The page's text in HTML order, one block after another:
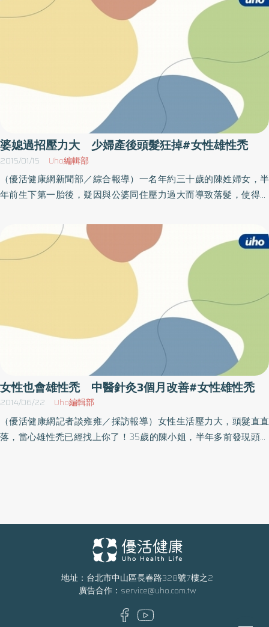
最近剛好代言居家型第三代「雷射帽」，攜帶相當方便，除了工作
空擋就可以戴著養髮外，在家使用更能享受「醫美級」的頭皮照
護，幫助她維持健康而光澤的美麗秀髮！ 時間就是髮量 錯用生髮偏
許多女性老化過程最在意的部位，但頭髮稀疏程度更是顯老的重要
關鍵！根據門診經驗，女性因頭髮問題就醫的前三名包括女性雄性
禿、壓力性落髮及產後掉髮問題，雖然掉髮是人體代謝的正常現
象，但若發現每天掉髮超過100根，就應該提高警覺。若發現髮際線
後退變高、頭頂分線變寬、頭髮變細或馬尾愈綁愈小束等情況時，
最好盡快就醫檢查，避免錯失搶救秀髮的黃金時機！ 張佳穎醫師
説，不少女性對掉髮仍充滿錯誤迷思，例如擔心常洗頭更容易掉
髮，或只有男生才會有遺傳性落髮或出現雄性禿，其實女性雄性禿
患者也不少，通常會以頭頂部分頭髮變細、變空來表現。另外，許
不但效果差，還會造成更嚴重掉髮危機！ 「時間就是髮量！搶救秀
髮最重要的還是預防勝於治療。」張佳穎醫師強調，年齡老化是掉
髮的元兇，提早保養頭皮及秀髮相當重要，但已經有落髮困擾的民
眾在使用任何生髮治療前，都應該先諮詢專業醫師，才能達到安全
張佳穎醫師說明，第三代「雷射帽」是採用低能量雷射
LLLT（600nm~690nm）紅光照射頭皮毛囊，可增加組織細胞的新
陳代謝，刺激毛囊增加頭髮粗細度與密度。根據臨床試驗顯示，經
過24週治療後，受試者的頭髮粗細度和覆蓋度均有顯著改善。目前
美國FDA及台灣衛福部已核准通過新型三種波長「雷射帽」，可針對
不同深淺的毛囊進行刺激，延長生髮期，幫助達到減緩落髮、豐厚
髮量的效果。若落髮狀況輕微時，使用「雷射帽」可做為治療兼保
養使用；如果是嚴重且廣泛性的落髮問題，也可以當作除了醫師建
議的藥物及生髮療程外的居家輔助產品。 讓媽媽也從「頭」綻放魅
日後每次出國工作行李箱裡更不能少了「雷射帽」。 適逢母親節前
夕，她幫媽媽準備一頂雷射帽，藉由這款方便又實用的「居家醫
美」照護產品，讓媽媽也可以跟女兒一樣「從頭綻放魅力」！
婆媳過招壓力大 少婦產後頭髮狂掉#女性雄性禿
2015/01/15 Uho編輯部
（優活健康網新聞部／綜合報導）一名年約三十歲的陳姓婦女，半
年前生下第一胎後，疑因與公婆同住壓力過大而導致落髮，使得馬
師諮詢後表示，病患屬產後落髮合併壓力性掉髮，再加上心理壓力
因素使得遺傳性雄性秃提早出現，才會造成落髮加劇的結果。陳姓
婦女說，她向公司申請育嬰假照顧寶寶，但同住的公婆對她照顧寶
寶的方式覺得不妥，時常發生爭吵。產後約4個月左右，她就有落髮
現象，原本以為是普通的產後落髮，沒想到2個月後，連簡單的馬尾
都不能綁，她才轉而求醫。收治病例的謝醫師表示，陳姓少婦的例
子比較特殊，因為她不僅是單純產後落髮，婆媳不合及撫育新生兒
的壓力，也造成壓力性落髮，又因心理壓力導致家族遺傳雄性秃提
早發生，才會造成這樣的結果。由於患者並未哺育母乳，經謝醫師
考量後，決定開立生髮水讓患者擦在頭皮上以減緩掉髮，經3個月至
半年的觀察，若患者掉髮減緩並重新生髮，那就沒問題，若持續掉
髮則必須長期治療。謝醫師說，一般產後落髮原因有三：１）產後
雌激素下降，導致毛囊進入休止期而大量掉落；２）產後減肥不
當，導致營養不均衡而落髮；３）產後憂鬱或其他壓力。因此，謝
醫師提醒產後婦女，若是產後落髮持續超過半年，或者髮量變成原
頭髮稀疏進而看到頭皮。朱醫師建議，女性雄性秃最佳的治療時間
為第一期發生時，可採用藥物治療，由醫生來評估，除外用塗抹藥
物以外是否需搭配口服藥物，一般經由治療後都可改善髮質，使落
髮減緩，如果落髮情況較嚴重，也可視後腦部位的毛囊情況，決定
是否進行植髮手術來改善掉髮部位。
女性也會雄性禿 中醫針灸3個月改善#女性雄性禿
2014/06/22 Uho編輯部
（優活健康網記者談雍雍／採訪報導）女性生活壓力大，頭髮直直
落，當心雄性禿已經找上你了！35歲的陳小姐，半年多前發現頭頂
裕醫師解釋，女性雄性禿頭髮稀疏的症狀往往從30至三35歲開始。
而現代女性面臨家庭、生活、婚姻、情感、工作等多重壓力時，就
會發生提早並加重掉髮現象，臨床上也出現十八、十九歲女學生因
為課業壓力嚴重掉髮而求診。雄性禿的臨床表現：男性有明顯的前
額髮線後退，進而呈現M型禿頭或頭頂稀疏的地中海型禿頭。女性的
地址：台北市中山區長春路328號7樓之2
廣告合作： service@uho.com.tw